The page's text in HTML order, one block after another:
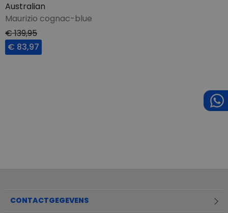
Australian
Maurizio cognac-blue
€ 139,95
€ 83,97
CONTACTGEGEVENS